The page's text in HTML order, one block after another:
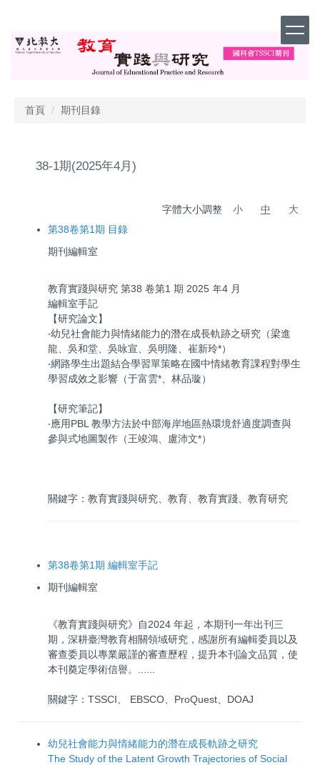
主
要
首頁
期刊目錄
38-1期(2025年4月)
字體大小調整 小 中
大
第38卷第1期 目錄
期刊編輯室
教育實踐與研究 第38 卷第1 期 2025 年4 月
編輯室手記
【研究論文】
‧幼兒社會能力與情緒能力的潛在成長軌跡之研究（梁進
龍、吳和堂、吳咏宣、吳明隆、崔新玲*）
‧網路學生出題結合學習單策略在國中情緒教育課程對學生
學習成效之影響（于富雲*、林品璇）
【研究筆記】
‧應用PBL 教學方法於中部海岸地區熱環境舒適度調查與
參與式地圖製作（王竣鴻、盧沛文*）
關鍵字：教育實踐與研究、教育、教育實踐、教育研究
第38卷第1期 編輯室手記
期刊編輯室
《教育實踐與研究》自2024 年起，本期刊一年出刊三
期，深耕臺灣教育相關領域研究，感謝所有編輯委員以及
審查委員以專業嚴謹的審查歷程，提升本刊論文品質，使
本刊奠定學術信譽。......
關鍵字：TSSCI、 EBSCO、ProQuest、DOAJ
幼兒社會能力與情緒能力的潛在成長軌跡之研究
The Study of the Latent Growth Trajectories of Social